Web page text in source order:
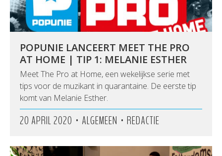
POPUNIE LANCEERT MEET THE PRO
AT HOME | TIP 1: MELANIE ESTHER
Meet The Pro at Home, een wekelijkse serie met
tips voor de muzikant in quarantaine. De eerste tip
komt van Melanie Esther.
20 APRIL 2020 • ALGEMEEN • REDACTIE